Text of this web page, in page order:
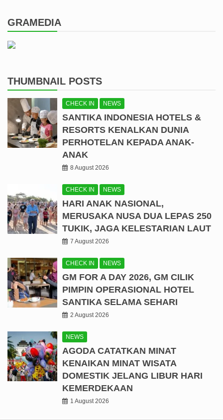
GRAMEDIA
THUMBNAIL POSTS
CHECK IN NEWS
SANTIKA INDONESIA HOTELS &
RESORTS KENALKAN DUNIA
PERHOTELAN KEPADA ANAK-
ANAK
8 August 2026
CHECK IN NEWS
HARI ANAK NASIONAL,
MERUSAKA NUSA DUA LEPAS 250
TUKIK, JAGA KELESTARIAN LAUT
7 August 2026
CHECK IN NEWS
GM FOR A DAY 2026, GM CILIK
PIMPIN OPERASIONAL HOTEL
SANTIKA SELAMA SEHARI
2 August 2026
NEWS
AGODA CATATKAN MINAT
KENAIKAN MINAT WISATA
DOMESTIK JELANG LIBUR HARI
KEMERDEKAAN
1 August 2026